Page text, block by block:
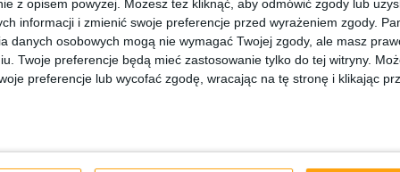
z opisem powyżej. Możesz też kliknąć, aby odmówić zgody lub
informacji i zmienić swoje preferencje przed wyrażeniem zgody.
danych osobowych mogą nie wymagać Twojej zgody, ale masz
Twoje preferencje będą mieć zastosowanie tylko do tej witryny.
preferencje lub wycofać zgodę, wracając na tę stronę i klikając
generacji (choć konkretny model nie został nigdzie
od Nvidii i dysk SSD o wielkości 512 GB. Wygląda więc
2,5 cala. W laptopie będzie 8 GB RAM, a
w tych wersjach, które już są dostępne w Polsce.